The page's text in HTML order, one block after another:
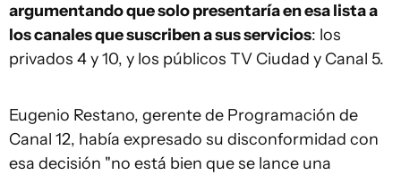
argumentando que solo presentaría en esa lista a
los canales que suscriben a sus servicios: los
privados 4 y 10, y los públicos TV Ciudad y Canal 5.
Eugenio Restano, gerente de Programación de
Canal 12, había expresado su disconformidad con
esa decisión "no está bien que se lance una